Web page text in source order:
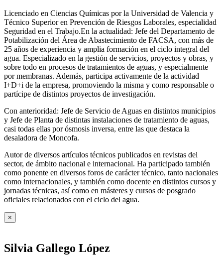
Licenciado en Ciencias Químicas por la Universidad de Valencia y
Técnico Superior en Prevención de Riesgos Laborales, especialidad
Seguridad en el Trabajo.En la actualidad: Jefe del Departamento de
Potabilización del Área de Abastecimiento de FACSA, con más de
25 años de experiencia y amplia formación en el ciclo integral del
agua. Especializado en la gestión de servicios, proyectos y obras, y
sobre todo en procesos de tratamientos de aguas, y especialmente
por membranas. Además, participa activamente de la actividad
I+D+i de la empresa, promoviendo la misma y como responsable o
partícipe de distintos proyectos de investigación.
Con anterioridad: Jefe de Servicio de Aguas en distintos municipios
y Jefe de Planta de distintas instalaciones de tratamiento de aguas,
casi todas ellas por ósmosis inversa, entre las que destaca la
desaladora de Moncofa.
Autor de diversos artículos técnicos publicados en revistas del
sector, de ámbito nacional e internacional. Ha participado también
como ponente en diversos foros de carácter técnico, tanto nacionales
como internacionales, y también como docente en distintos cursos y
jornadas técnicas, así como en másteres y cursos de posgrado
oficiales relacionados con el ciclo del agua.
×
Silvia Gallego López